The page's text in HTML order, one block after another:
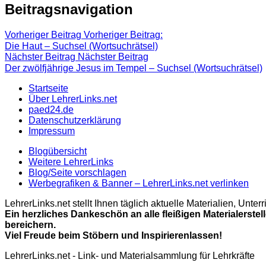
Beitragsnavigation
Vorheriger Beitrag Vorheriger Beitrag:
Die Haut – Suchsel (Wortsuchrätsel)
Nächster Beitrag Nächster Beitrag
Der zwölfjährige Jesus im Tempel – Suchsel (Wortsuchrätsel)
Startseite
Über LehrerLinks.net
paed24.de
Datenschutzerklärung
Impressum
Blogübersicht
Weitere LehrerLinks
Blog/Seite vorschlagen
Werbegrafiken & Banner – LehrerLinks.net verlinken
LehrerLinks.net stellt Ihnen täglich aktuelle Materialien,
Ein herzliches Dankeschön an alle fleißigen
bereichern.
Viel Freude beim Stöbern und Inspirierenlassen!
LehrerLinks.net - Link- und Materialsammlung für Lehrkräfte